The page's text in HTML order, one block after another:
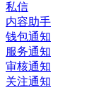
私信
内容助手
钱包通知
服务通知
审核通知
关注通知